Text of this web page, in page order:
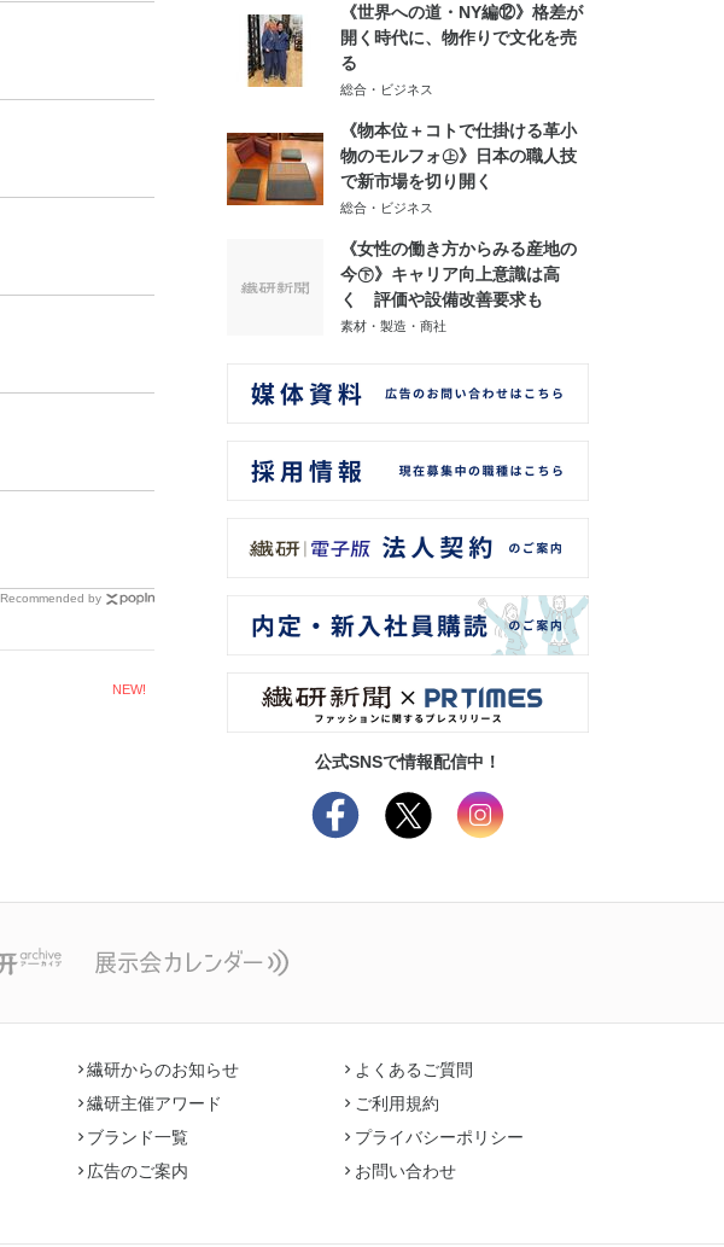
Recommended by
NEW!
《世界への道・NY編⑫》格差が
開く時代に、物作りで文化を売
る
総合・ビジネス
《物本位＋コトで仕掛ける革小
物のモルフォ㊤》日本の職人技
で新市場を切り開く
総合・ビジネス
《女性の働き方からみる産地の
今㊦》キャリア向上意識は高
く 評価や設備改善要求も
素材・製造・商社
公式SNSで情報配信中！
繊研からのお知らせ
繊研主催アワード
ブランド一覧
広告のご案内
よくあるご質問
ご利用規約
プライバシーポリシー
お問い合わせ